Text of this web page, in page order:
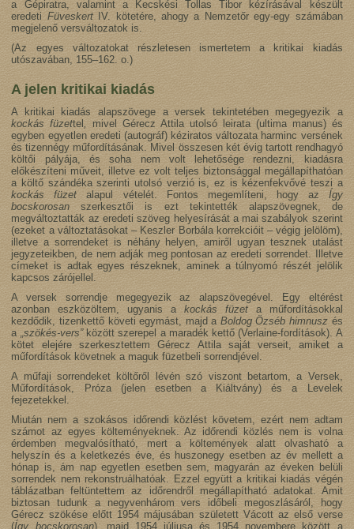
a Gépiratra, valamint a Kecskési Tollas Tibor kézírásával készült
eredeti FüveskertIV. kötetére, ahogy a Nemzetőr egy-egy számában
megjelenő versváltozatok is.
(Az egyes változatokat részletesen ismertetem a kritikai kiadás
utószavában, 155–162. o.)
A jelen kritikai kiadás
A kritikai kiadás alapszövege a versek tekintetében megegyezik a
kockás füzettel ,mivel Gérecz Attila utolsó leirata (ultima manus) és
egyben egyetlen eredeti (autográf) kéziratos változata harminc versének
és tizennégy műfordításának. Mivel összesen két évig tartott rendhagyó
költői pályája, és soha nem volt lehetősége rendezni, kiadásra
előkészíteni műveit, illetve ez volt teljes biztonsággal megállapíthatóan
a költő szándéka szerinti utolsó verzió is, ez is kézenfekvővé teszi a
kockás füzet alapul vételét. Fontos megemlíteni, hogy az Így
bocskorosan szerkesztői is ezt tekintették alapszövegnek, de
megváltoztatták az eredeti szöveg helyesírását a mai szabályok szerint
(ezeket a változtatásokat – Keszler Borbála korrekcióit – végig jelölöm),
illetve a sorrendeket is néhány helyen, amiről ugyan tesznek utalást
jegyzeteikben, de nem adják meg pontosan az eredeti sorrendet. Illetve
címeket is adtak egyes részeknek, aminek a túlnyomó részét jelölik
kapcsos zárójellel.
A versek sorrendje megegyezik az alapszövegével. Egy eltérést
azonban eszközöltem, ugyanis akockás füzeta műfordításokkal
kezdődik, tizenkettő követi egymást, majd a Boldog Özséb himnuszés
a „szökés-vers”között szerepel a maradék kettő (Verlaine-fordítások). A
kötet elejére szerkesztettem Gérecz Attila saját verseit, amiket a
műfordítások követnek a maguk füzetbeli sorrendjével.
A műfaji sorrendeket költőről lévén szó viszont betartom, a Versek,
Műfordítások, Próza (jelen esetben a Kiáltvány) és a Levelek
fejezetekkel.
Miután nem a szokásos időrendi közlést követem, ezért nem adtam
számot az egyes költeményeknek. Az időrendi közlés nem is volna
érdemben megvalósítható, mert a költemények alatt olvasható a
helyszín és a keletkezés éve, és huszonegy esetben az év mellett a
hónap is, ám nap egyetlen esetben sem, magyarán az éveken belüli
sorrendek nem rekonstruálhatóak. Ezzel együtt a kritikai kiadás végén
táblázatban feltüntettem az időrendről megállapítható adatokat. Amit
biztosan tudunk a negyvenhárom vers időbeli megoszlásáról, hogy
Gérecz szökése előtt 1954 májusában született Vácott az első verse
(Így bocskorosan), majd 1954 júliusa és 1954 novembere között a